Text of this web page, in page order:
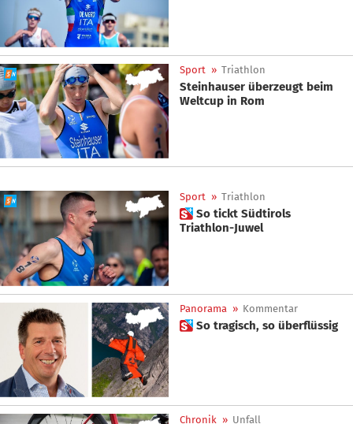
Sport » Triathlon
Steinhauser überzeugt beim
Weltcup in Rom
Sport » Triathlon
 So tickt Südtirols
Triathlon-Juwel
Panorama » Kommentar
 So tragisch, so überflüssig
Chronik » Unfall